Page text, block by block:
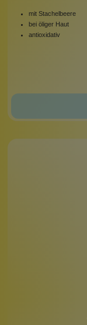
mit Stachelbeere
bei öliger Haut
antioxidativ